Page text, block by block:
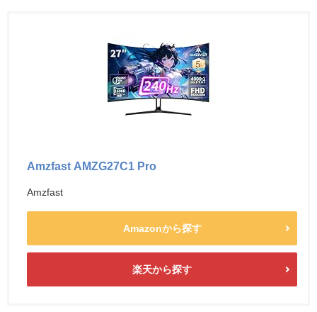
Amzfast AMZG27C1 Pro
Amzfast
Amazonから探す
楽天から探す